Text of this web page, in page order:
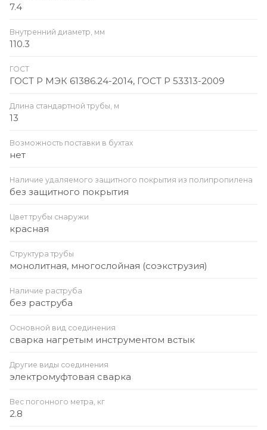
7.4
Внутренний диаметр, мм
110.3
ГОСТ
ГОСТ Р МЭК 61386.24-2014, ГОСТ Р 53313-2009
Длина стандартной трубы, м
13
Возможность поставки в бухтах
нет
Наличие удаляемого защитного покрытия из полипропилена
без защитного покрытия
Цвет трубы снаружи
красная
Структура трубы
монолитная, многослойная (соэкструзия)
Наличие раструба
без раструба
Основной вид соединения
сварка нагретым инструментом встык
Другие виды соединения
электромуфтовая сварка
Вес погонного метра, кг
2.8